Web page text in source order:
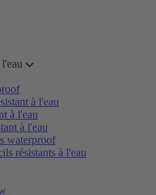
à l'eau
à l'eau
à l'eau
waterproof
résistants à l'eau